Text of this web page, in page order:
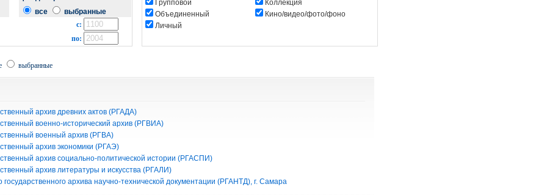
все
выбранные
с:
по:
Групповой
Объединенный
Личный
Коллекция
Кино/видео/фото/фоно
выбранные
архив древних актов (РГАДА)
военно-исторический архив (РГВИА)
военный архив (РГВА)
архив экономики (РГАЭ)
архив социально-политической истории (РГАСПИ)
архив литературы и искусства (РГАЛИ)
государственного архива научно-технической документации (РГАНТД), г. Самара